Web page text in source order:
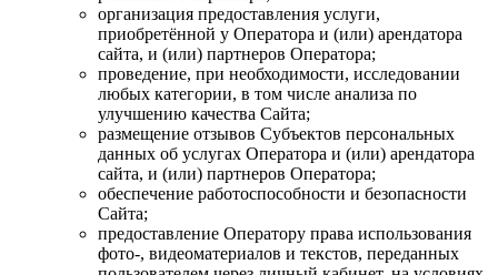
организация предоставления услуги,
приобретённой у Оператора и (или) арендатора
сайта, и (или) партнеров Оператора;
проведение, при необходимости, исследовании
любых категории, в том числе анализа по
улучшению качества Сайта;
размещение отзывов Субъектов персональных
данных об услугах Оператора и (или) арендатора
сайта, и (или) партнеров Оператора;
обеспечение работоспособности и безопасности
Сайта;
предоставление Оператору права использования
фото-, видеоматериалов и текстов, переданных